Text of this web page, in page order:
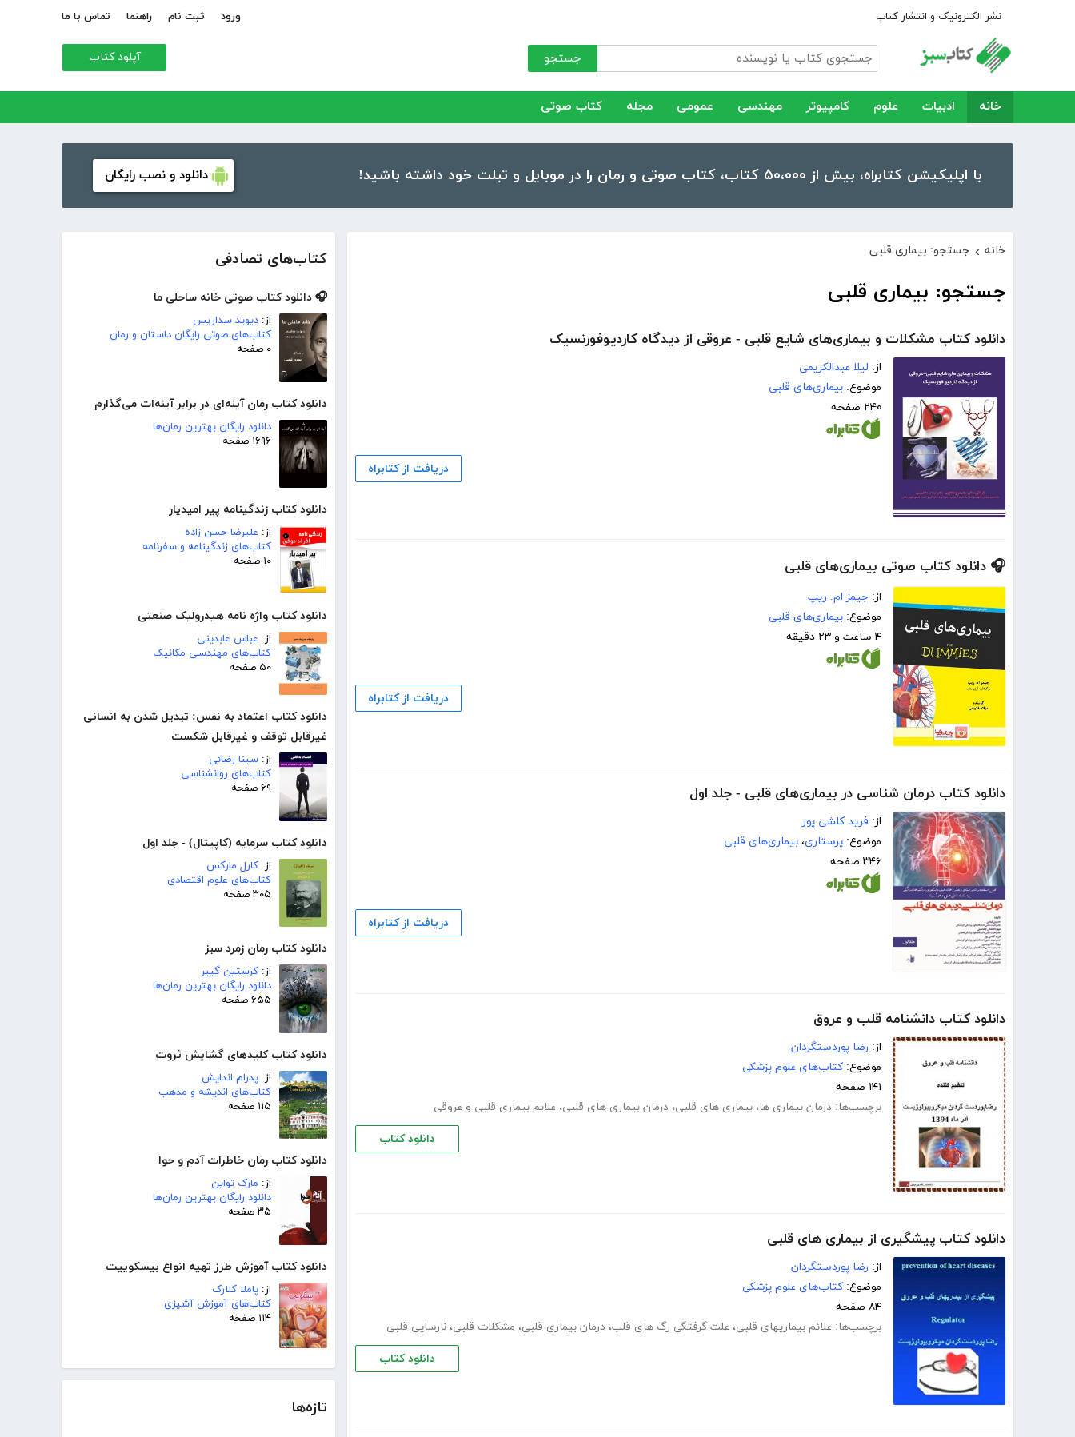
نشر الکترونیک و انتشار کتاب ورود ثبت نام راهنما تماس با ما
جستجو آپلود کتاب
خانه ادبیات علوم کامپیوتر مهندسی عمومی مجله کتاب صوتی
با اپلیکیشن کتابراه، بیش از ۵۰،۰۰۰ کتاب، کتاب صوتی و رمان را در موبایل و تبلت خود داشته باشید! دانلود و نصب رایگان
کتاب‌های تصادفی
🎧 دانلود کتاب صوتی خانه ساحلی ما
از: دیوید سداریس
کتاب‌های صوتی رایگان داستان و رمان
۰ صفحه
دانلود کتاب رمان آینه‌ای در برابر آینه‌ات می‌گذارم
دانلود رایگان بهترین رمان‌ها
۱۶۹۶ صفحه
دانلود کتاب زندگینامه پیر امیدیار
از: علیرضا حسن زاده
کتاب‌های زندگینامه و سفرنامه
۱۰ صفحه
دانلود کتاب واژه نامه هیدرولیک صنعتی
از: عباس عابدینی
کتاب‌های مهندسی مکانیک
۵۰ صفحه
دانلود کتاب اعتماد به نفس: تبدیل شدن به انسانی
غیرقابل توقف و غیرقابل شکست
از: سینا رضائی
کتاب‌های روانشناسی
۶۹ صفحه
دانلود کتاب سرمایه (کاپیتال) - جلد اول
از: کارل مارکس
کتاب‌های علوم اقتصادی
۳۰۵ صفحه
دانلود کتاب رمان زمرد سبز
از: کرستین گییر
دانلود رایگان بهترین رمان‌ها
۶۵۵ صفحه
دانلود کتاب کلیدهای گشایش ثروت
از: پدرام اندایش
کتاب‌های اندیشه و مذهب
۱۱۵ صفحه
دانلود کتاب رمان خاطرات آدم و حوا
از: مارک تواین
دانلود رایگان بهترین رمان‌ها
۳۵ صفحه
دانلود کتاب آموزش طرز تهیه انواع بیسکوییت
از: پاملا کلارک
کتاب‌های آموزش آشپزی
۱۱۴ صفحه
تازه‌ها
خانه › جستجو: بیماری قلبی
جستجو: بیماری قلبی
دانلود کتاب مشکلات و بیماری‌های شایع قلبی - عروقی از دیدگاه کاردیوفورنسیک
از: لیلا عبدالکریمی
موضوع: بیماری‌های قلبی
۲۴۰ صفحه
دریافت از کتابراه
🎧 دانلود کتاب صوتی بیماری‌های قلبی
از: جیمز ام. ریپ
موضوع: بیماری‌های قلبی
۴ ساعت و ۲۳ دقیقه
دریافت از کتابراه
دانلود کتاب درمان شناسی در بیماری‌های قلبی - جلد اول
از: فرید کلشی پور
موضوع: پرستاری، بیماری‌های قلبی
۳۴۶ صفحه
دریافت از کتابراه
دانلود کتاب دانشنامه قلب و عروق
از: رضا پوردستگردان
موضوع: کتاب‌های علوم پزشکی
۱۴۱ صفحه
برچسب‌ها: درمان بیماری ها، بیماری های قلبی، درمان بیماری های قلبی، علایم بیماری قلبی و عروقی
دانلود کتاب
دانلود کتاب پیشگیری از بیماری های قلبی
از: رضا پوردستگردان
موضوع: کتاب‌های علوم پزشکی
۸۴ صفحه
برچسب‌ها: علائم بیماریهای قلبی، علت گرفتگی رگ های قلب، درمان بیماری قلبی، مشکلات قلبی، نارسایی قلبی
دانلود کتاب